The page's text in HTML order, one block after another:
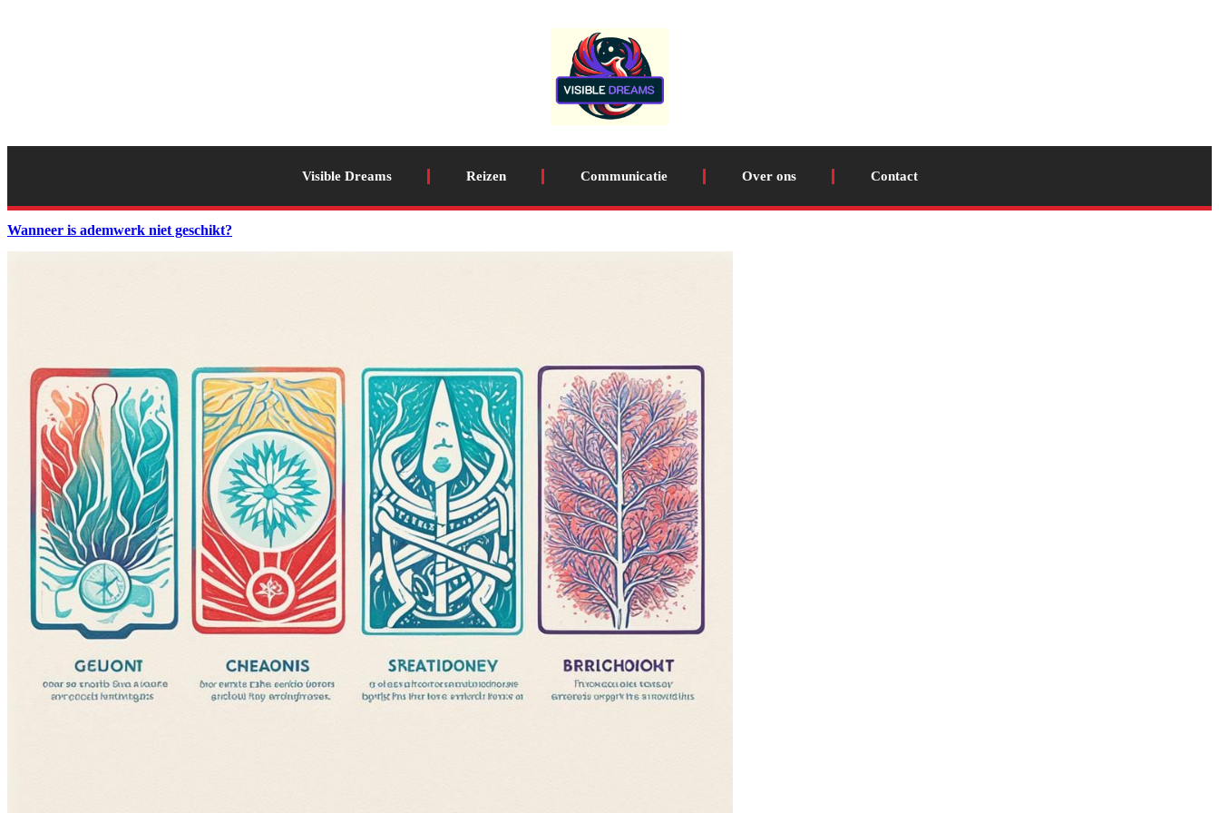
Visible Dreams Reizen Communicatie Over ons Contact
Wanneer is ademwerk niet geschikt?